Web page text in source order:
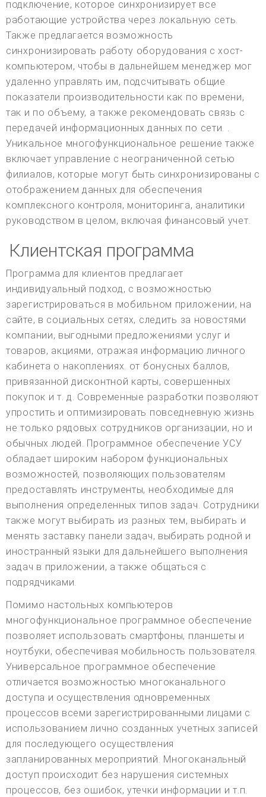
подключение, которое синхронизирует все
работающие устройства через локальную сеть.
Также предлагается возможность
синхронизировать работу оборудования с хост-
компьютером, чтобы в дальнейшем менеджер мог
удаленно управлять им, подсчитывать общие
показатели производительности как по времени,
так и по объему, а также рекомендовать связь с
передачей информационных данных по сети. .
Уникальное многофункциональное решение также
включает управление с неограниченной сетью
филиалов, которые могут быть синхронизированы с
отображением данных для обеспечения
комплексного контроля, мониторинга, аналитики
руководством в целом, включая финансовый учет.
Клиентская программа
Программа для клиентов предлагает
индивидуальный подход, с возможностью
зарегистрироваться в мобильном приложении, на
сайте, в социальных сетях, следить за новостями
компании, выгодными предложениями услуг и
товаров, акциями, отражая информацию личного
кабинета о накоплениях. от бонусных баллов,
привязанной дисконтной карты, совершенных
покупок и т. д. Современные разработки позволяют
упростить и оптимизировать повседневную жизнь
не только рядовых сотрудников организации, но и
обычных людей. Программное обеспечение УСУ
обладает широким набором функциональных
возможностей, позволяющих пользователям
предоставлять инструменты, необходимые для
выполнения определенных типов задач. Сотрудники
также могут выбирать из разных тем, выбирать и
менять заставку панели задач, выбирать родной и
иностранный языки для дальнейшего выполнения
задач в приложении, а также общаться с
подрядчиками.
Помимо настольных компьютеров
многофункциональное программное обеспечение
позволяет использовать смартфоны, планшеты и
ноутбуки, обеспечивая мобильность пользователя.
Универсальное программное обеспечение
отличается возможностью многоканального
доступа и осуществления одновременных
процессов всеми зарегистрированными лицами с
использованием лично созданных учетных записей
для последующего осуществления
запланированных мероприятий. Многоканальный
доступ происходит без нарушения системных
процессов, без ошибок, утечки информации и т.п.